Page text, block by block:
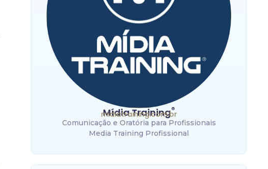
Mídia Training®
midiatraining.com.br
Comunicação e Oratória para Profissionais
Media Training Profissional